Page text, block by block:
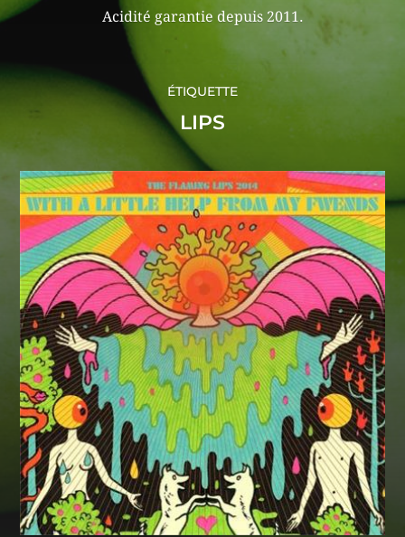
Acidité garantie depuis 2011.
ÉTIQUETTE
LIPS